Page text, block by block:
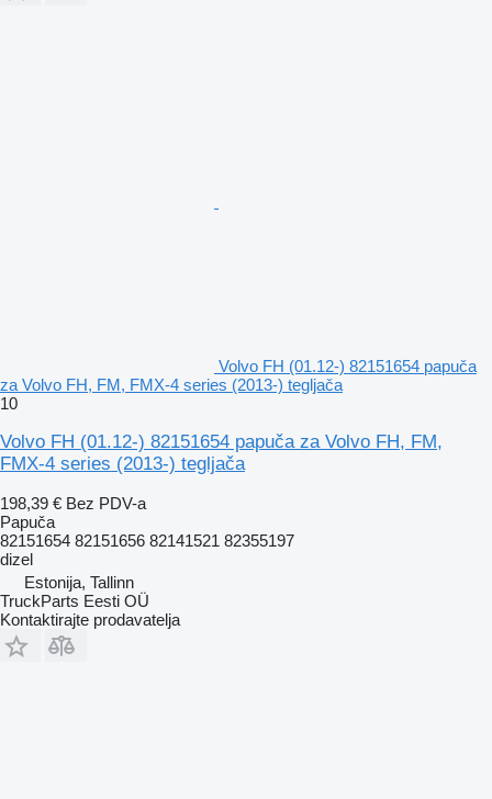
Volvo FH (01.12-) 82151654 papuča
za Volvo FH, FM, FMX-4 series (2013-) tegljača
10
Volvo FH (01.12-) 82151654 papuča za Volvo FH, FM,
FMX-4 series (2013-) tegljača
198,39 € Bez PDV-a
Papuča
82151654 82151656 82141521 82355197
dizel
Estonija, Tallinn
TruckParts Eesti OÜ
Kontaktirajte prodavatelja